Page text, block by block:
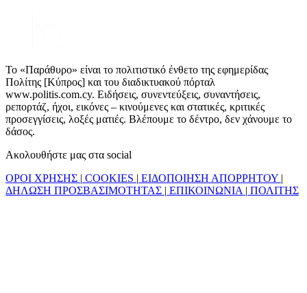
Το «Παράθυρο» είναι το πολιτιστικό ένθετο της εφημερίδας
Πολίτης [Κύπρος] και του διαδικτυακού πόρταλ
www.politis.com.cy. Ειδήσεις, συνεντεύξεις, συναντήσεις,
ρεπορτάζ, ήχοι, εικόνες – κινούμενες και στατικές, κριτικές
προσεγγίσεις, λοξές ματιές. Βλέπουμε το δέντρο, δεν χάνουμε το
δάσος.
Ακολουθήστε μας στα social
ΟΡΟΙ ΧΡΗΣΗΣ | COOKIES | ΕΙΔΟΠΟΙΗΣΗ ΑΠΟΡΡΗΤΟΥ |
ΔΗΛΩΣΗ ΠΡΟΣΒΑΣΙΜΟΤΗΤΑΣ | ΕΠΙΚΟΙΝΩΝΙΑ | ΠΟΛΙΤΗΣ